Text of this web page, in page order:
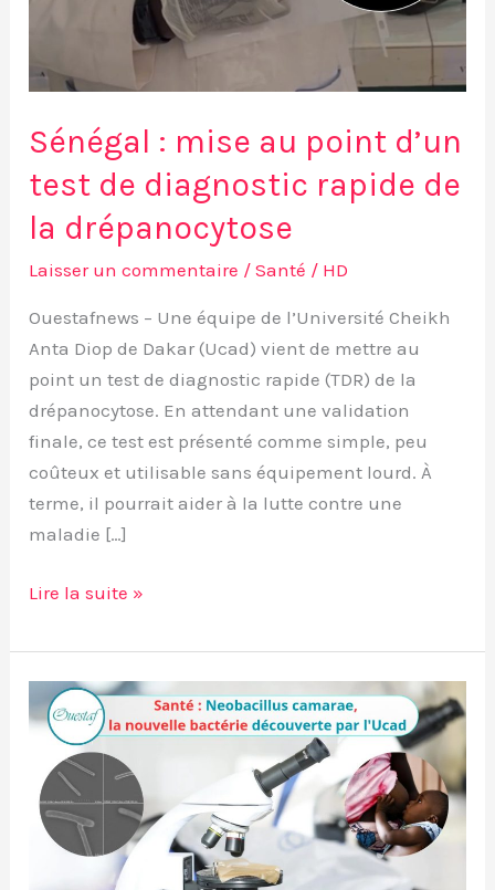
Sénégal : mise au point d’un
test de diagnostic rapide de
la drépanocytose
Laisser un commentaire /Santé / HD
Ouestafnews – Une équipe de l’Université Cheikh
Anta Diop de Dakar (Ucad) vient de mettre au
point un test de diagnostic rapide (TDR) de la
drépanocytose. En attendant une validation
finale, ce test est présenté comme simple, peu
coûteux et utilisable sans équipement lourd. À
terme, il pourrait aider à la lutte contre une
maladie […]
la
Lire la suite »
Santé :
Neobacillus
camarae,
découverte
dans
l’univers des